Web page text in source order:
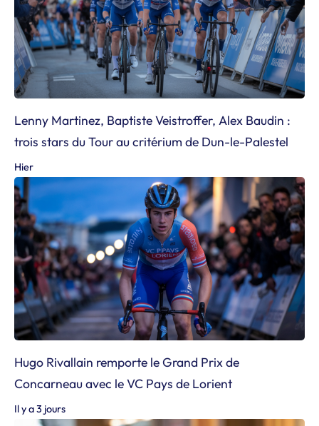
Lenny Martinez, Baptiste Veistroffer, Alex Baudin :
trois stars du Tour au critérium de Dun-le-Palestel
Hier
Hugo Rivallain remporte le Grand Prix de
Concarneau avec le VC Pays de Lorient
Il y a 3 jours